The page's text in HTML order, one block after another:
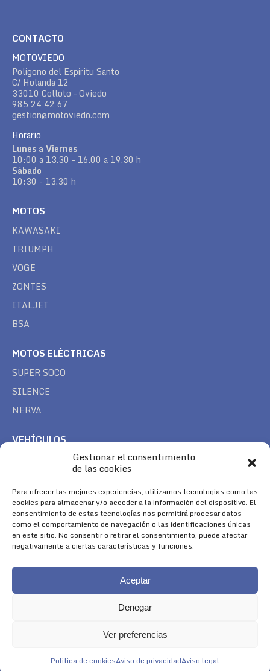
Gestionar el consentimiento
de las cookies
Para ofrecer las mejores experiencias, utilizamos tecnologías como las
cookies para almacenar y/o acceder a la información del dispositivo. El
consentimiento de estas tecnologías nos permitirá procesar datos
como el comportamiento de navegación o las identificaciones únicas
en este sitio. No consentir o retirar el consentimiento, puede afectar
negativamente a ciertas características y funciones.
Aceptar
Denegar
Ver preferencias
Política de cookiesAviso de privacidadAviso legal
CONTACTO
MOTOVIEDO
Polígono del Espíritu Santo
C/ Holanda 12
33010 Colloto – Oviedo
985 24 42 67
gestion@motoviedo.com
Horario
Lunes a Viernes
10:00 a 13.30 - 16.00 a 19.30 h
Sábado
10:30 - 13.30 h
MOTOS
KAWASAKI
TRIUMPH
VOGE
ZONTES
ITALJET
BSA
MOTOS ELÉCTRICAS
SUPER SOCO
SILENCE
NERVA
VEHÍCULOS
TREK
SÍGUENOS
Encuéntranos en:
Facebook
page
YouTube
page
Instagram
page
Aviso Legal|Política de Cookies